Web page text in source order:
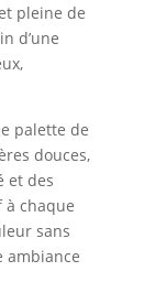
pleine de
d’une
palette de
douces,
et des
chaque
sans
ambiance